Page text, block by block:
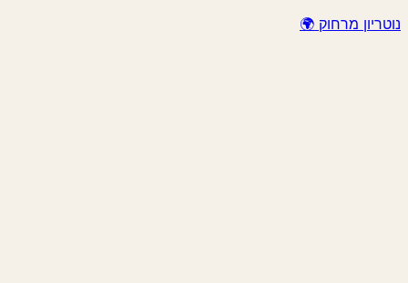
נוטריון מרחוק 🌍